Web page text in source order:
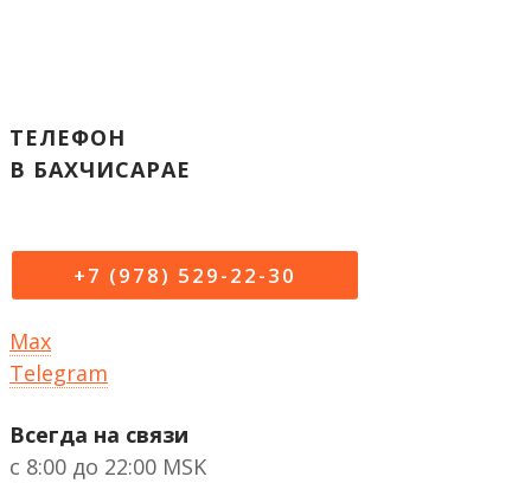
ТЕЛЕФОН
В БАХЧИСАРАЕ
+7 (978) 529-22-30
Max
Telegram
Всегда на связи
с 8:00 до 22:00 MSK